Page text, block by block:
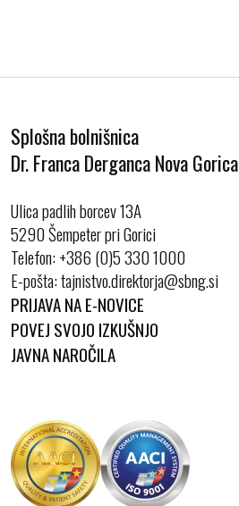
Splošna bolnišnica
Dr. Franca Derganca Nova Gorica
Ulica padlih borcev 13A
5290 Šempeter pri Gorici
Telefon:+386 (0)5 330 1000
E-pošta:
PRIJAVA NA E-NOVICE
POVEJ SVOJO IZKUŠNJO
JAVNA NAROČILA